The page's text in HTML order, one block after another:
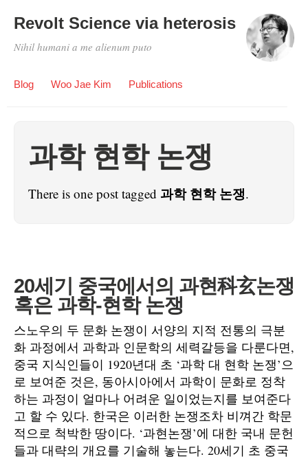
Revolt Science via heterosis
Nihil humani a me alienum puto
Blog Woo Jae Kim Publications
과학 현학 논쟁
There is one post tagged 과학 현학 논쟁.
20세기 중국에서의 과현科玄논쟁
혹은 과학-현학 논쟁
스노우의 두 문화 논쟁이 서양의 지적 전통의 극분
화 과정에서 과학과 인문학의 세력갈등을 다룬다면,
중국 지식인들이 1920년대 초 ‘과학 대 현학 논쟁’으
로 보여준 것은, 동아시아에서 과학이 문화로 정착
하는 과정이 얼마나 어려운 일이었는지를 보여준다
고 할 수 있다. 한국은 이러한 논쟁조차 비껴간 학문
적으로 척박한 땅이다. ‘과현논쟁’에 대한 국내 문헌
들과 대략의 개요를 기술해 놓는다. 20세기 초 중국